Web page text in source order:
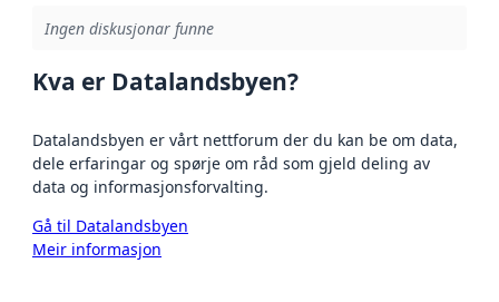
Ingen diskusjonar funne
Kva er Datalandsbyen?
Datalandsbyen er vårt nettforum der du kan be om data,
dele erfaringar og spørje om råd som gjeld deling av
data og informasjonsforvalting.
Gå til Datalandsbyen
Meir informasjon